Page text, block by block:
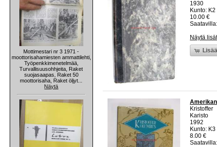
Mottimestari nr 3 1971 -
moottorisahamiesten ammattilehti,
Työpenkkimenetelmää,
Turvallisuusohhjeita, Raket
suojasaapas, Raket 50
moottorisaha, Raket öljyt...
Näytä
1930
Kunto:
10.00 €
Näytä
Kristoffer
Karisto
1992
Kunto:
8.00 €